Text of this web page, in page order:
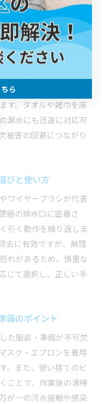
処手順
に冷静な対応が重要で
内の余分な水を少しず
す。タオルや雑巾を床
漏水にも迅速に対応可
被害の回避につながり
びと使い方
ワイヤーブラシが代表
器の排水口に密着さ
引く動作を繰り返しま
去に有効ですが、無理
れがあるため、慎重な
じて選択し、正しい手
備のポイント
た服装・準備が不可欠
スク・エプロンを着用
。また、使い捨てのビ
ことで、作業後の清掃
が一の汚水接触や感染
ら
ら